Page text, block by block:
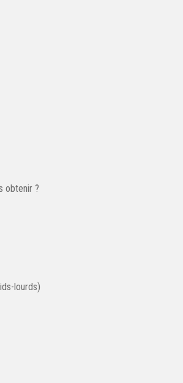
obtenir ?
lourds)